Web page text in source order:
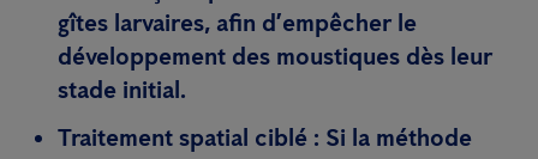
gîtes larvaires, afin d’empêcher le
développement des moustiques dès leur
stade initial.
Traitement spatial ciblé : Si la méthode